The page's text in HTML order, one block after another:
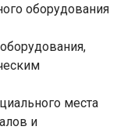
оборудования
места
и